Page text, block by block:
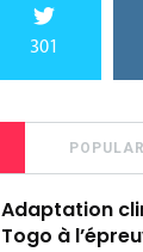
301
POPULAR
Adaptation
Togo à